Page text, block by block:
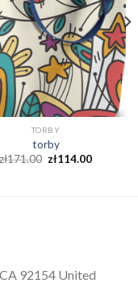
TORBY
torby
zł171.00 zł114.00
92154 United